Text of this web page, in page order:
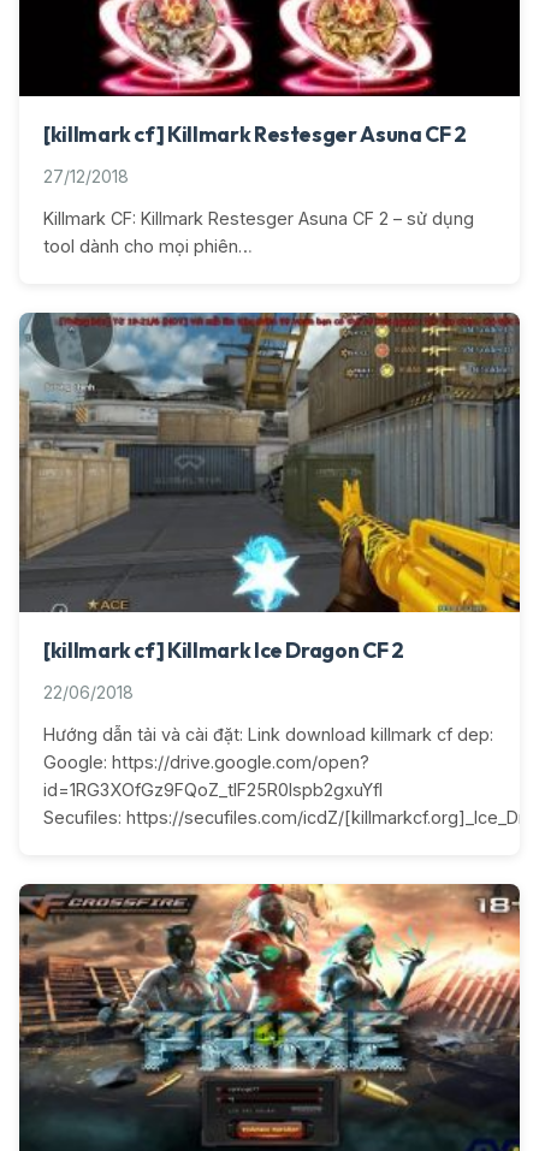
[killmark cf] Killmark Restesger Asuna CF 2
27/12/2018
Killmark CF: Killmark Restesger Asuna CF 2 – sử dụng
tool dành cho mọi phiên…
[killmark cf] Killmark Ice Dragon CF 2
22/06/2018
Hướng dẫn tải và cài đặt: Link download killmark cf dep:
Google: https://drive.google.com/open?
id=1RG3XOfGz9FQoZ_tlF25R0lspb2gxuYfI
Secufiles: https://secufiles.com/icdZ/